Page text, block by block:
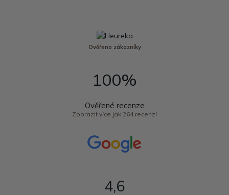
Ověřeno zákazníky
100%
Ověřené recenze
Zobrazit více jak 264 recenzí
4,6